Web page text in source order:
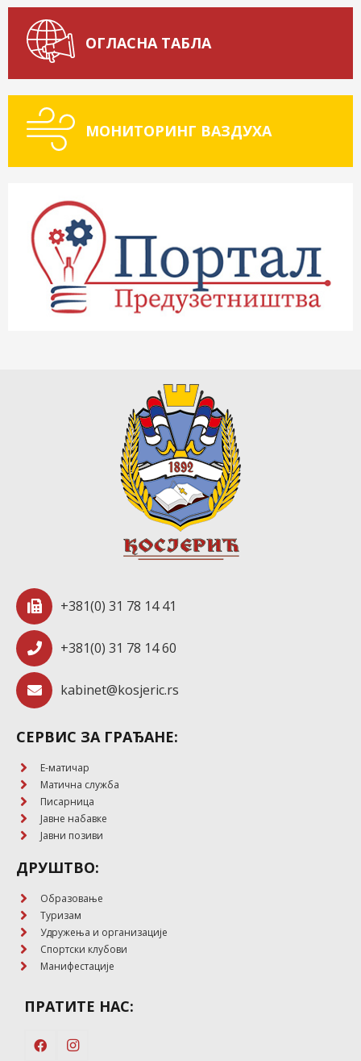
ОГЛАСНА ТАБЛА
МОНИТОРИНГ ВАЗДУХА
+381(0) 31 78 14 41
+381(0) 31 78 14 60
kabinet@kosjeric.rs
СЕРВИС ЗА ГРАЂАНЕ:
E-матичар
Матична служба
Писарница
Јавне набавке
Јавни позиви
ДРУШТВО:
Образовање
Туризам
Удружења и организације
Спортски клубови
Манифестације
ПРАТИТЕ НАС: